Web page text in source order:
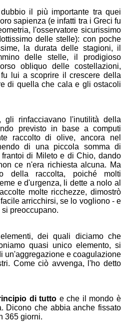
il più importante tra quei
sapienza (e infatti tra i Greci fu
l'osservatore sicurissimo
delle stelle): con poche
la durata delle stagioni, il
delle stelle, il prodigioso
obliquo delle costellazioni,
lui a scoprire il crescere della
di quella che cala e gli ostacoli
gli rinfacciavano l'inutilità della
previsto in base a computi
raccolto di olive, ancora nel
di una piccola somma di
di Mileto e di Chio, dando
ce n'era richiesta alcuna. Ma
della raccolta, poiché molti
e d'urgenza, li dette a nolo al
molte ricchezze, dimostrò
arricchirsi, se lo vogliono - e
preoccupano.
dei quali diciamo che
quasi unico elemento, si
un'aggregazione e coagulazione
Come ciò avvenga, l'ho detto
di tutto e che il mondo è
Dicono che abbia anche fissato
365 giorni.